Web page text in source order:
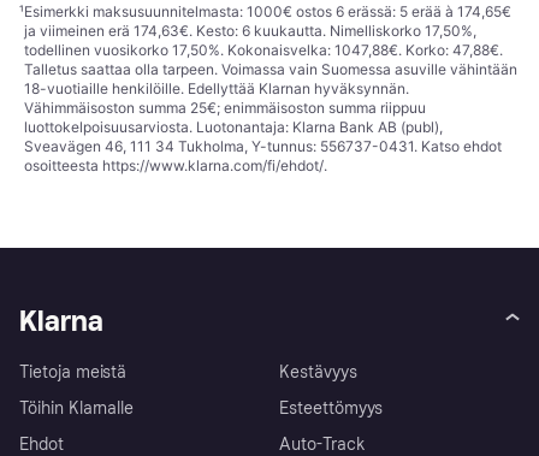
¹Esimerkki maksusuunnitelmasta: 1000€ ostos 6 erässä: 5 erää à 174,65€
ja viimeinen erä 174,63€. Kesto: 6 kuukautta. Nimelliskorko 17,50%,
todellinen vuosikorko 17,50%. Kokonaisvelka: 1047,88€. Korko: 47,88€.
Talletus saattaa olla tarpeen. Voimassa vain Suomessa asuville vähintään
18-vuotiaille henkilöille. Edellyttää Klarnan hyväksynnän.
Vähimmäisoston summa 25€; enimmäisoston summa riippuu
luottokelpoisuusarviosta. Luotonantaja: Klarna Bank AB (publ),
Sveavägen 46, 111 34 Tukholma, Y-tunnus: 556737-0431. Katso ehdot
osoitteesta https://www.klarna.com/fi/ehdot/.
Klarna
Tietoja meistä
Töihin Klarnalle
Ehdot
Kestävyys
Esteettömyys
Auto-Track